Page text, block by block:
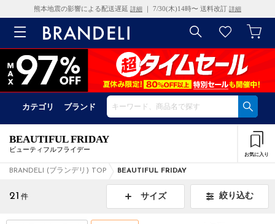
熊本地震の影響による配送遅延 詳細 ｜ 7/30(木)14時〜 送料改訂 詳細
カテゴリ ブランド
BEAUTIFUL FRIDAY
ビューティフルフライデー
お気に入り
BRANDELI (ブランデリ) TOP BEAUTIFUL FRIDAY
21 件 サイズ 絞り込む